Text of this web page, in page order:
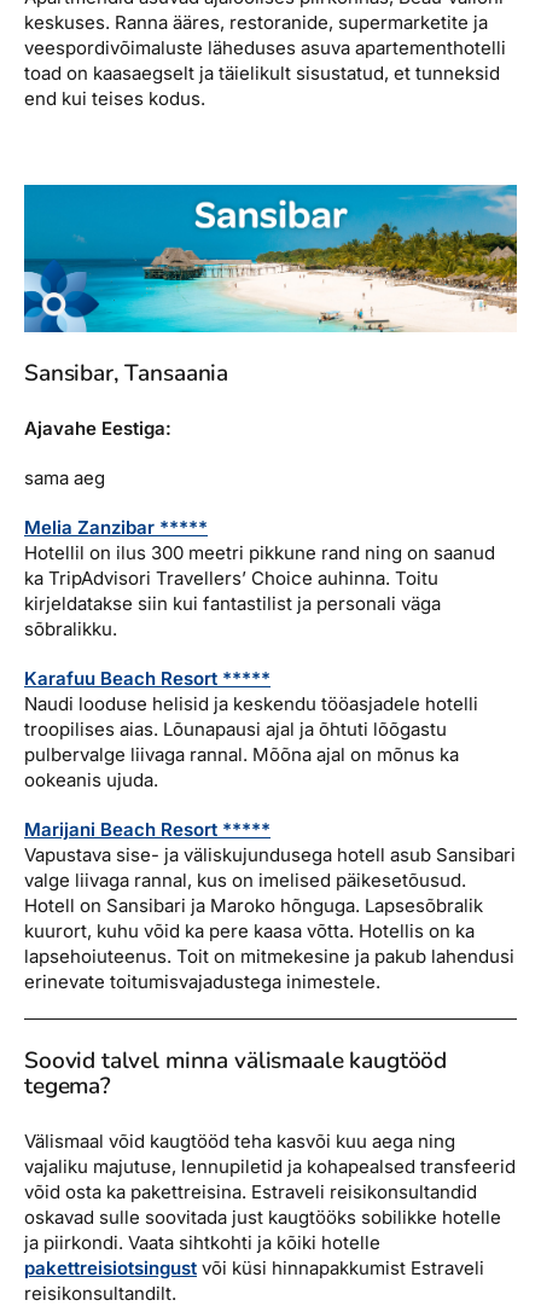
keskuses. Ranna ääres, restoranide, supermarketite ja
veespordivõimaluste läheduses asuva apartementhotelli
toad on kaasaegselt ja täielikult sisustatud, et tunneksid
end kui teises kodus.
Sansibar, Tansaania
Ajavahe Eestiga:
sama aeg
Melia Zanzibar *****
Hotellil on ilus 300 meetri pikkune rand ning on saanud
ka TripAdvisori Travellers’ Choice auhinna. Toitu
kirjeldatakse siin kui fantastilist ja personali väga
sõbralikku.
Karafuu Beach Resort *****
Naudi looduse helisid ja keskendu tööasjadele hotelli
troopilises aias. Lõunapausi ajal ja õhtuti lõõgastu
pulbervalge liivaga rannal. Mõõna ajal on mõnus ka
ookeanis ujuda.
Marijani Beach Resort *****
Vapustava sise- ja väliskujundusega hotell asub Sansibari
valge liivaga rannal, kus on imelised päikesetõusud.
Hotell on Sansibari ja Maroko hõnguga. Lapsesõbralik
kuurort, kuhu võid ka pere kaasa võtta. Hotellis on ka
lapsehoiuteenus. Toit on mitmekesine ja pakub lahendusi
erinevate toitumisvajadustega inimestele.
Soovid talvel minna välismaale kaugtööd
tegema?
Välismaal võid kaugtööd teha kasvõi kuu aega ning
vajaliku majutuse, lennupiletid ja kohapealsed transfeerid
võid osta ka pakettreisina. Estraveli reisikonsultandid
oskavad sulle soovitada just kaugtööks sobilikke hotelle
ja piirkondi. Vaata sihtkohti ja kõiki hotelle
pakettreisiotsingust või küsi hinnapakkumist Estraveli
reisikonsultandilt.